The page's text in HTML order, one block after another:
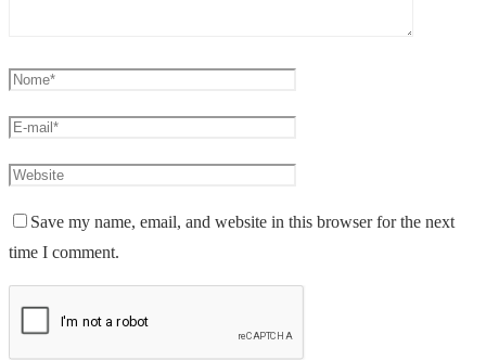
Save my name, email, and website in this browser for the next
time I comment.